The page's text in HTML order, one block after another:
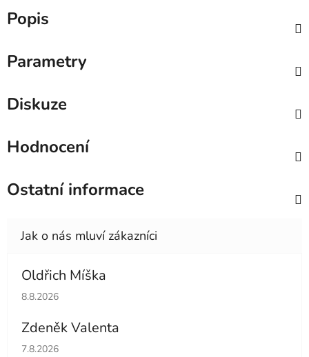
Popis
Parametry
Diskuze
Hodnocení
Ostatní informace
Oldřich Míška
Hodnocení obchodu je 5 z 5 hvězdiček.
8.8.2026
Zdeněk Valenta
Hodnocení obchodu je 5 z 5 hvězdiček.
7.8.2026